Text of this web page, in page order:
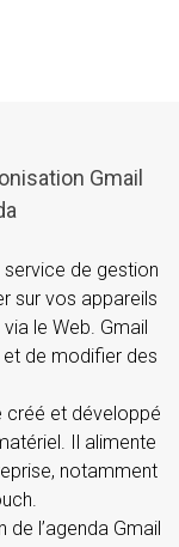
Gmail
service de gestion
sur vos appareils
le Web. Gmail
de modifier des
créé et développé
Il alimente
notamment
l’agenda Gmail